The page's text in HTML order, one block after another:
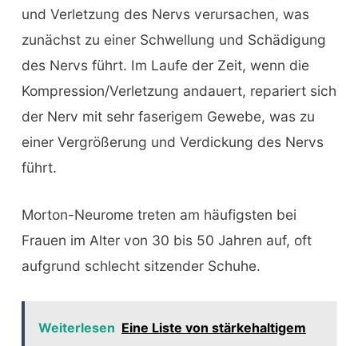
und Verletzung des Nervs verursachen, was
zunächst zu einer Schwellung und Schädigung
des Nervs führt. Im Laufe der Zeit, wenn die
Kompression/Verletzung andauert, repariert sich
der Nerv mit sehr faserigem Gewebe, was zu
einer Vergrößerung und Verdickung des Nervs
führt.
Morton-Neurome treten am häufigsten bei
Frauen im Alter von 30 bis 50 Jahren auf, oft
aufgrund schlecht sitzender Schuhe.
Weiterlesen Eine Liste von stärkehaltigem